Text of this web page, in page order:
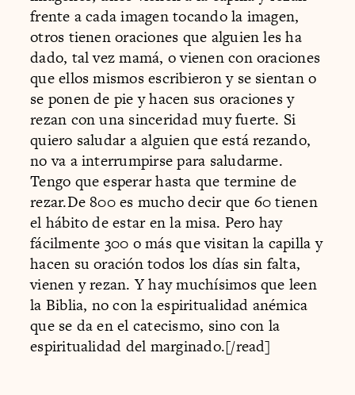
frente a cada imagen tocando la imagen,
otros tienen oraciones que alguien les ha
dado, tal vez mamá, o vienen con oraciones
que ellos mismos escribieron y se sientan o
se ponen de pie y hacen sus oraciones y
rezan con una sinceridad muy fuerte. Si
quiero saludar a alguien que está rezando,
no va a interrumpirse para saludarme.
Tengo que esperar hasta que termine de
rezar.De 800 es mucho decir que 60 tienen
el hábito de estar en la misa. Pero hay
fácilmente 300 o más que visitan la capilla y
hacen su oración todos los días sin falta,
vienen y rezan. Y hay muchísimos que leen
la Biblia, no con la espiritualidad anémica
que se da en el catecismo, sino con la
espiritualidad del marginado.[/read]